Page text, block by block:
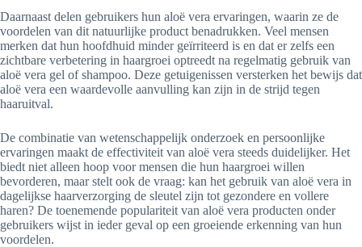
Daarnaast delen gebruikers hun aloë vera ervaringen, waarin ze de
voordelen van dit natuurlijke product benadrukken. Veel mensen
merken dat hun hoofdhuid minder geïrriteerd is en dat er zelfs een
zichtbare verbetering in haargroei optreedt na regelmatig gebruik van
aloë vera gel of shampoo. Deze getuigenissen versterken het bewijs dat
aloë vera een waardevolle aanvulling kan zijn in de strijd tegen
haaruitval.
De combinatie van wetenschappelijk onderzoek en persoonlijke
ervaringen maakt de effectiviteit van aloë vera steeds duidelijker. Het
biedt niet alleen hoop voor mensen die hun haargroei willen
bevorderen, maar stelt ook de vraag: kan het gebruik van aloë vera in
dagelijkse haarverzorging de sleutel zijn tot gezondere en vollere
haren? De toenemende populariteit van aloë vera producten onder
gebruikers wijst in ieder geval op een groeiende erkenning van hun
voordelen.